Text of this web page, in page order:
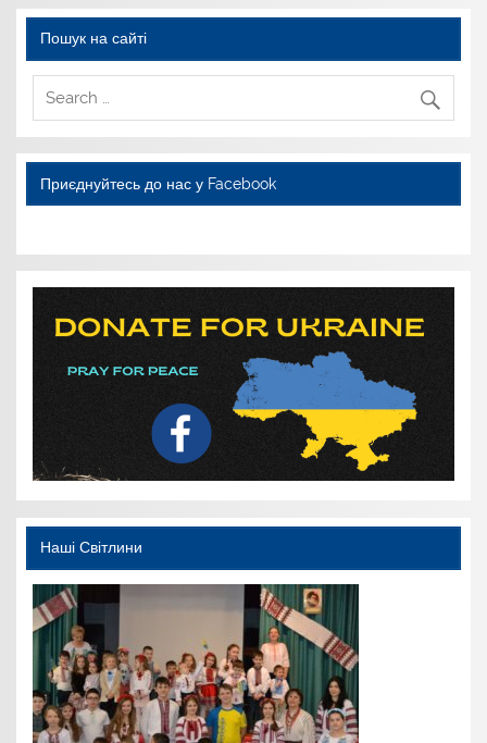
Пошук на сайті
Приєднуйтесь до нас у Facebook
WordPress YouTube
Наші Світлини